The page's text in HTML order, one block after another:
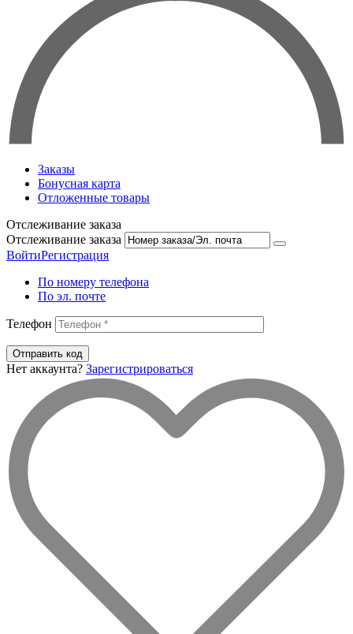
Заказы
Бонусная карта
Отложенные товары
Отслеживание заказа
Отслеживание заказа
ВойтиРегистрация
По номеру телефона
По эл. почте
Телефон
Отправить код
Нет аккаунта? Зарегистрироваться